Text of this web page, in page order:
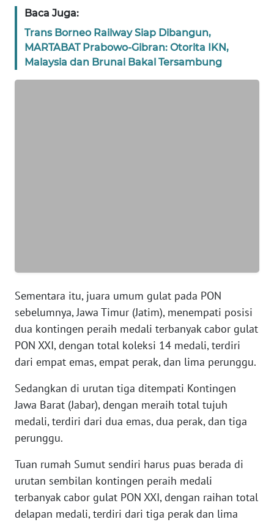
Baca Juga:
Trans Borneo Railway Siap Dibangun,
MARTABAT Prabowo-Gibran: Otorita IKN,
Malaysia dan Brunai Bakal Tersambung
Sementara itu, juara umum gulat pada PON
sebelumnya, Jawa Timur (Jatim), menempati posisi
dua kontingen peraih medali terbanyak cabor gulat
PON XXI, dengan total koleksi 14 medali, terdiri
dari empat emas, empat perak, dan lima perunggu.
Sedangkan di urutan tiga ditempati Kontingen
Jawa Barat (Jabar), dengan meraih total tujuh
medali, terdiri dari dua emas, dua perak, dan tiga
perunggu.
Tuan rumah Sumut sendiri harus puas berada di
urutan sembilan kontingen peraih medali
terbanyak cabor gulat PON XXI, dengan raihan total
delapan medali, terdiri dari tiga perak dan lima
SUMUT
WN
JAKARTA
WN
PAPUA
WN
BARAT
RIAU
WN
JAMBI